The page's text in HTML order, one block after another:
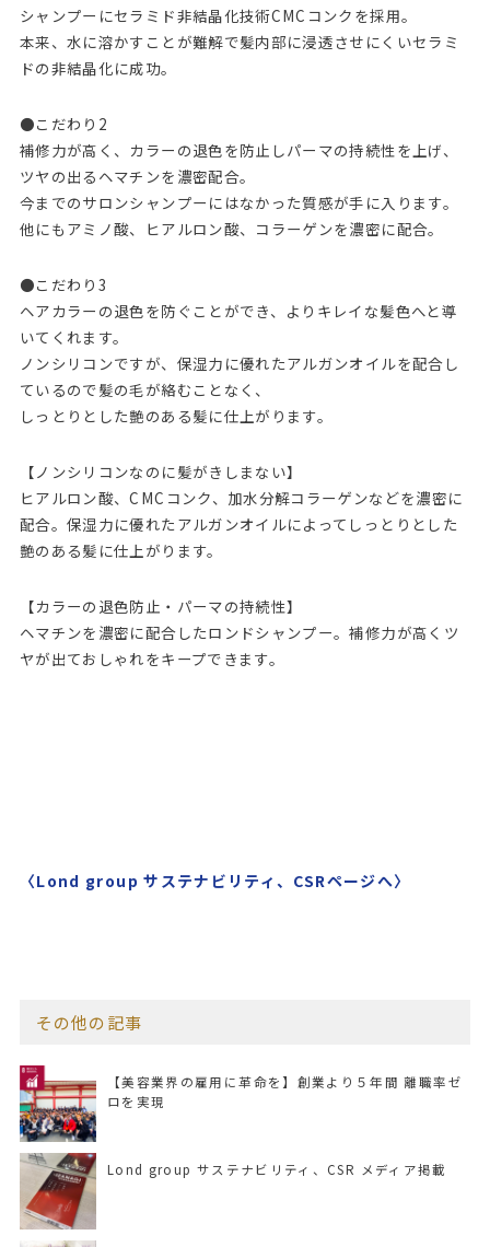
シャンプーにセラミド非結晶化技術CMCコンクを採用。
本来、水に溶かすことが難解で髪内部に浸透させにくいセラミ
ドの非結晶化に成功。
●こだわり2
補修力が高く、カラーの退色を防止しパーマの持続性を上げ、
ツヤの出るヘマチンを濃密配合。
今までのサロンシャンプーにはなかった質感が手に入ります。
他にもアミノ酸、ヒアルロン酸、コラーゲンを濃密に配合。
●こだわり3
ヘアカラーの退色を防ぐことができ、よりキレイな髪色へと導
いてくれます。
ノンシリコンですが、保湿力に優れたアルガンオイルを配合し
ているので髪の毛が絡むことなく、
しっとりとした艶のある髪に仕上がります。
【ノンシリコンなのに髪がきしまない】
ヒアルロン酸、CMCコンク、加水分解コラーゲンなどを濃密に
配合。保湿力に優れたアルガンオイルによってしっとりとした
艶のある髪に仕上がります。
【カラーの退色防止・パーマの持続性】
ヘマチンを濃密に配合したロンドシャンプー。補修力が高くツ
ヤが出ておしゃれをキープできます。
〈Lond group サステナビリティ、CSRページへ〉
その他の記事
【美容業界の雇用に革命を】創業より５年間 離職率ゼ
ロを実現
Lond group サステナビリティ、CSR メディア掲載